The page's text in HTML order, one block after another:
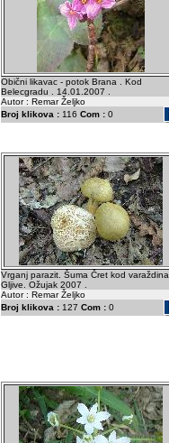
Obični likavac - potok Brana . Kod
Belecgradu . 14.01.2007 .
Autor : Remar Željko
Broj klikova : 116 Com : 0
Vrganj parazit. Šuma Čret kod varaždina.
Gljive. Ožujak 2007 .
Autor : Remar Željko
Broj klikova : 127 Com : 0